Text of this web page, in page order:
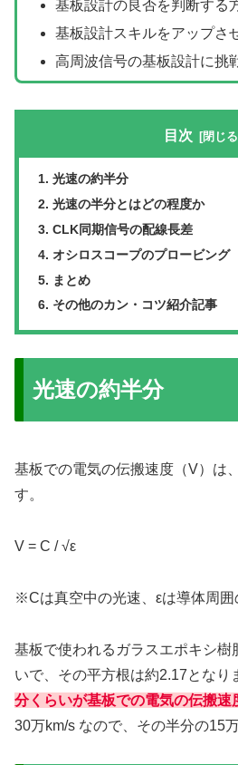
基板設計の良否を判断する
基板設計スキルをアップさ
高周波信号の基板設計に挑
目次
光速の約半分
光速の半分とはどの程度か
CLK同期信号の配線長差
オシロスコープのプロービング
まとめ
その他のカン・コツ紹介記事
光速の約半分
基板での電気の伝搬速度（V）は
す。
V = C / √ε
※Cは真空中の光速、εは導体周囲
基板で使われるガラスエポキシ樹
いで、その平方根は約2.17となり
分くらいが基板での電気の伝搬速
30万km/s なので、その半分の15